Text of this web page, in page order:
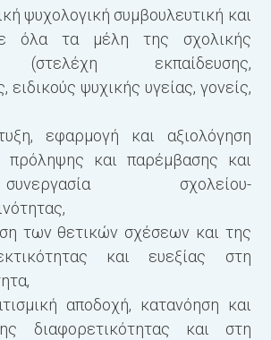
ψυχολογική συμβουλευτική και
όλα τα μέλη της σχολικής
(στελέχη εκπαίδευσης,
ειδικούς ψυχικής υγείας, γονείς,
εφαρμογή και αξιολόγηση
πρόληψης και παρέμβασης και
σχολείου-
των θετικών σχέσεων και της
και ευεξίας στη
αποδοχή, κατανόηση και
διαφορετικότητας και στη